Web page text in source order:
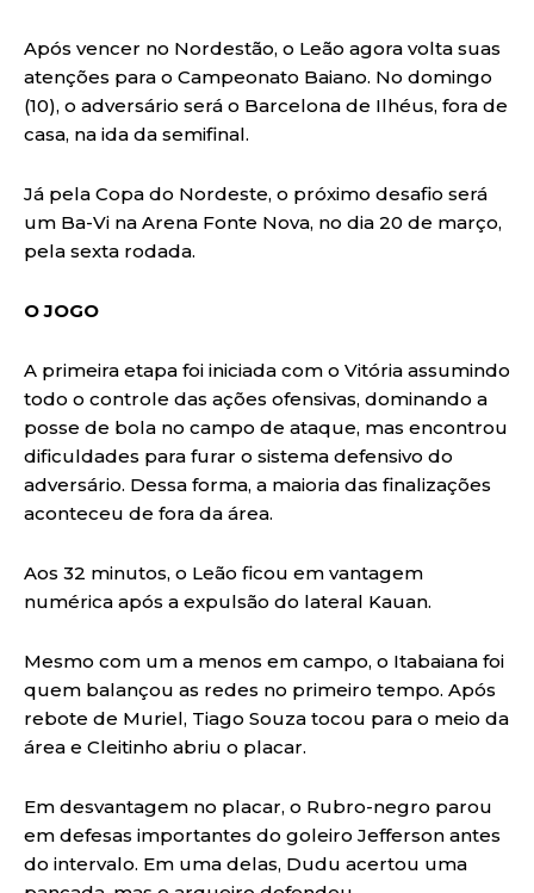
Após vencer no Nordestão, o Leão agora volta suas
atenções para o Campeonato Baiano. No domingo
(10), o adversário será o Barcelona de Ilhéus, fora de
casa, na ida da semifinal.
Já pela Copa do Nordeste, o próximo desafio será
um Ba-Vi na Arena Fonte Nova, no dia 20 de março,
pela sexta rodada.
O JOGO
A primeira etapa foi iniciada com o Vitória assumindo
todo o controle das ações ofensivas, dominando a
posse de bola no campo de ataque, mas encontrou
dificuldades para furar o sistema defensivo do
adversário. Dessa forma, a maioria das finalizações
aconteceu de fora da área.
Aos 32 minutos, o Leão ficou em vantagem
numérica após a expulsão do lateral Kauan.
Mesmo com um a menos em campo, o Itabaiana foi
quem balançou as redes no primeiro tempo. Após
rebote de Muriel, Tiago Souza tocou para o meio da
área e Cleitinho abriu o placar.
Em desvantagem no placar, o Rubro-negro parou
em defesas importantes do goleiro Jefferson antes
do intervalo. Em uma delas, Dudu acertou uma